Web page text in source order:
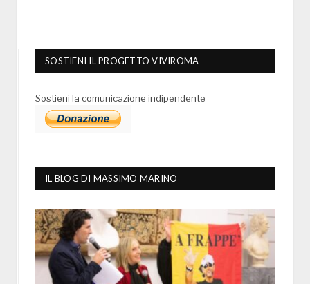
SOSTIENI IL PROGETTO VIVIROMA
Sostieni la comunicazione indipendente
IL BLOG DI MASSIMO MARINO